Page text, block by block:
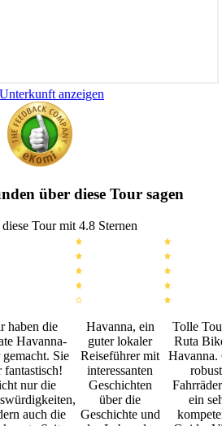
anzeigen
über diese Tour sagen
Tour mit 4.8 Sternen
haben die
Havanna-
Sie
fantastisch!
nur die
auch die
Havanna, ein
guter lokaler
Reiseführer mit
interessanten
Geschichten
über die
Geschichte und
Tolle
Ruta
Havanna.
ein